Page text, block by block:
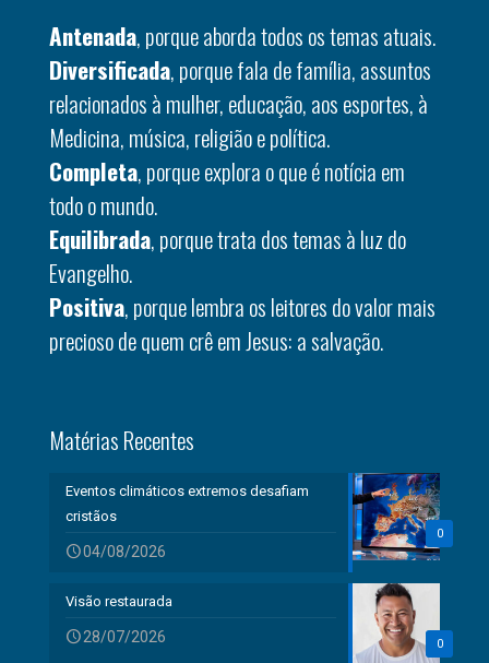
Antenada, porque aborda todos os temas atuais.
Diversificada, porque fala de família, assuntos
relacionados à mulher, educação, aos esportes, à
Medicina, música, religião e política.
Completa, porque explora o que é notícia em
todo o mundo.
Equilibrada, porque trata dos temas à luz do
Evangelho.
Positiva, porque lembra os leitores do valor mais
precioso de quem crê em Jesus: a salvação.
Matérias Recentes
0
Eventos climáticos extremos desafiam
cristãos
04/08/2026
0
Visão restaurada
28/07/2026